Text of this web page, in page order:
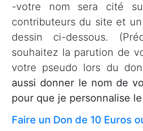
-votre nom sera cité
contributeurs du site et
dessin ci-dessous.
souhaitez la parution de
votre pseudo lors du
aussi donner le nom de
pour que je personnalise
Faire un Don de 10 Euros